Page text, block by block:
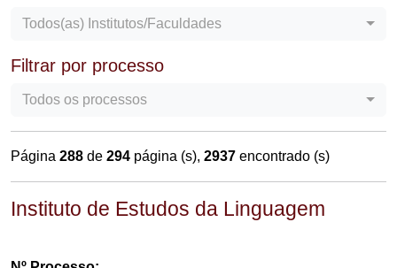
Todos(as) Institutos/Faculdades
Filtrar por processo
Todos os processos
Página 288 de 294 página (s), 2937 encontrado (s)
Instituto de Estudos da Linguagem